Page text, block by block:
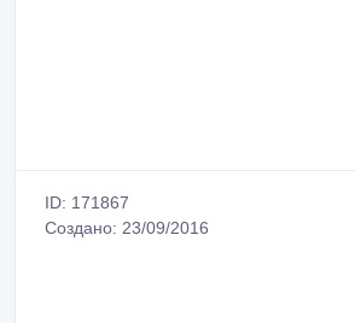
ID: 171867
Создано: 23/09/2016